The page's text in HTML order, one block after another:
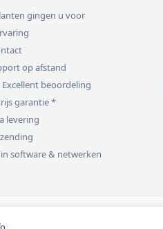
gingen u voor
op afstand
beoordeling
garantie *
levering
software & netwerken